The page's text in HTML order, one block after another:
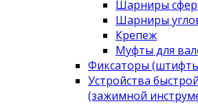
Шарниры
Шарниры
Крепеж
Муфты для
Фиксаторы
Устройства
(зажимной